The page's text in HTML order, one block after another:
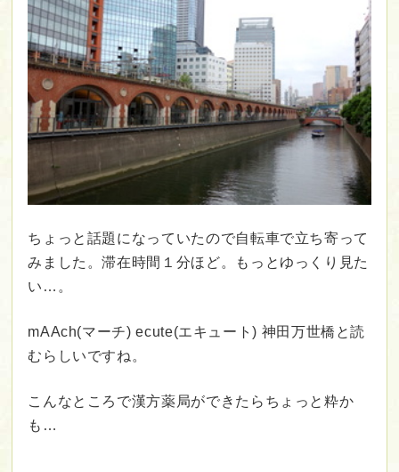
ちょっと話題になっていたので自転車で立ち寄って
みました。滞在時間１分ほど。もっとゆっくり見た
い…。
mAAch(マーチ) ecute(エキュート) 神田万世橋と読
むらしいですね。
こんなところで漢方薬局ができたらちょっと粋か
も…